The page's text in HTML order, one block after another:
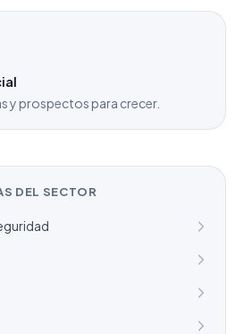
y prospectos para crecer.
DEL SECTOR